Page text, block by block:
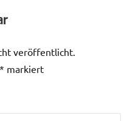
veröffentlicht.
* markiert